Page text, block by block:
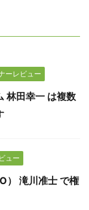
ーレビュー
林田幸一 は複数
ュー
） 滝川准士 で権